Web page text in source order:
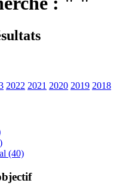
2022 2021 2020 2019 2018
(40)